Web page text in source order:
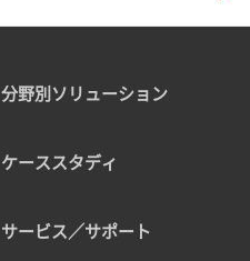
分野別ソリューション
ケーススタディ
サービス／サポート